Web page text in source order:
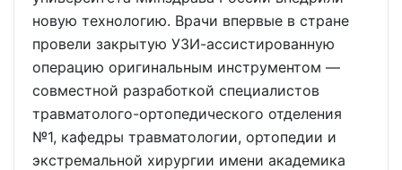
новую технологию. Врачи впервые в стране
провели закрытую УЗИ-ассистированную
операцию оригинальным инструментом —
совместной разработкой специалистов
травматолого-ортопедического отделения
№1, кафедры травматологии, ортопедии и
экстремальной хирургии имени академика